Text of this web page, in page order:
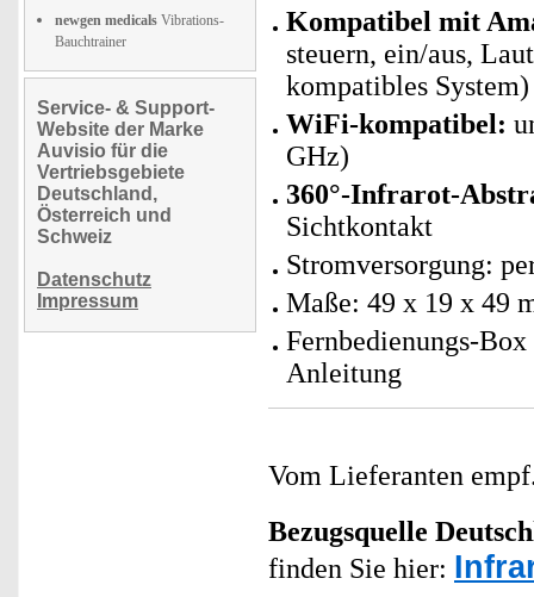
newgen medicals Vibrations-
Bauchtrainer
Service- & Support-
Website der Marke
Auvisio für die
Vertriebsgebiete
Deutschland,
Österreich und
Schweiz
Datenschutz
Impressum
Kompatibel mit
steuern, ein/aus,
kompatibles System)
WiFi-kompatibel:
GHz)
360°-Infrarot-
Sichtkontakt
Stromversorgung:
Maße: 49 x 19 x 49
Fernbedienungs-
Anleitung
Vom Lieferanten
Bezugsquelle
finden Sie hier: